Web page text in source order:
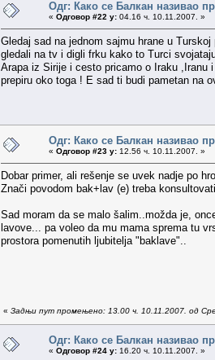
Одг: Како се Балкан називао
« Одговор #22 у: 04.16 ч. 10.11.2007. »
Gledaj sad na jednom sajmu hrane u
gledali na tv i digli frku kako to Turci
Arapa iz Sirije i cesto pricamo o Iraku
prepiru oko toga ! E sad ti budi pametan na
Одг: Како се Балкан називао
« Одговор #23 у: 12.56 ч. 10.11.2007. »
Dobar primer, ali rešenje se uvek nadje po
Znači povodom bak+lav (e) treba
Sad moram da se malo šalim..možda je,
lavove... pa voleo da mu mama sprema tu
prostora pomenutih ljubitelja "baklave"..
« Задњи пут промењено: 13.00 ч. 10.11.2007. од
Одг: Како се Балкан називао
« Одговор #24 у: 16.20 ч. 10.11.2007. »